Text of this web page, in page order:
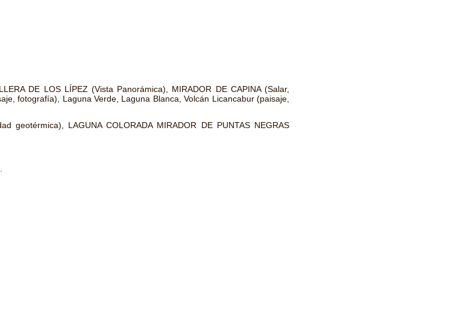
DE LOS LÍPEZ (Vista Panorámica), MIRADOR DE CAPINA (Salar,
fotografía), Laguna Verde, Laguna Blanca, Volcán Licancabur (paisaje,
geotérmica), LAGUNA COLORADA MIRADOR DE PUNTAS NEGRAS